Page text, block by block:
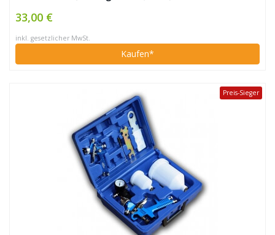
33,00 €
inkl. gesetzlicher MwSt.
Kaufen*
Preis-Sieger